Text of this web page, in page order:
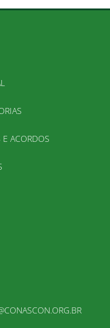
E ACORDOS